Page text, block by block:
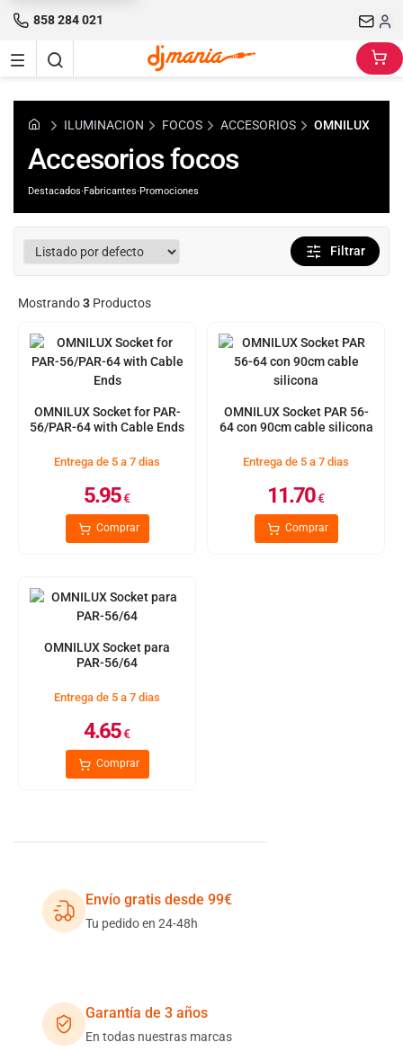
858 284 021
ILUMINACION FOCOS ACCESORIOS OMNILUX
Accesorios focos
Destacados·Fabricantes·Promociones
Filtrar
Mostrando3 Productos
OMNILUX Socket for PAR-
56/PAR-64 with Cable Ends
Entrega de 5 a 7 dias
5.95€
Comprar
OMNILUX Socket PAR 56-
64 con 90cm cable silicona
Entrega de 5 a 7 dias
11.70€
Comprar
OMNILUX Socket para
PAR-56/64
Entrega de 5 a 7 dias
4.65€
Comprar
Envío gratis desde 99€
Tu pedido en 24-48h
Garantía de 3 años
En todas nuestras marcas